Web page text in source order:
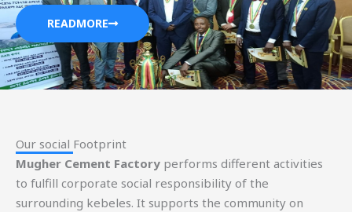
READMORE
Our social Footprint​
Mugher Cement Factory performs different activities
to fulfill corporate social responsibility of the
surrounding kebeles. It supports the community on